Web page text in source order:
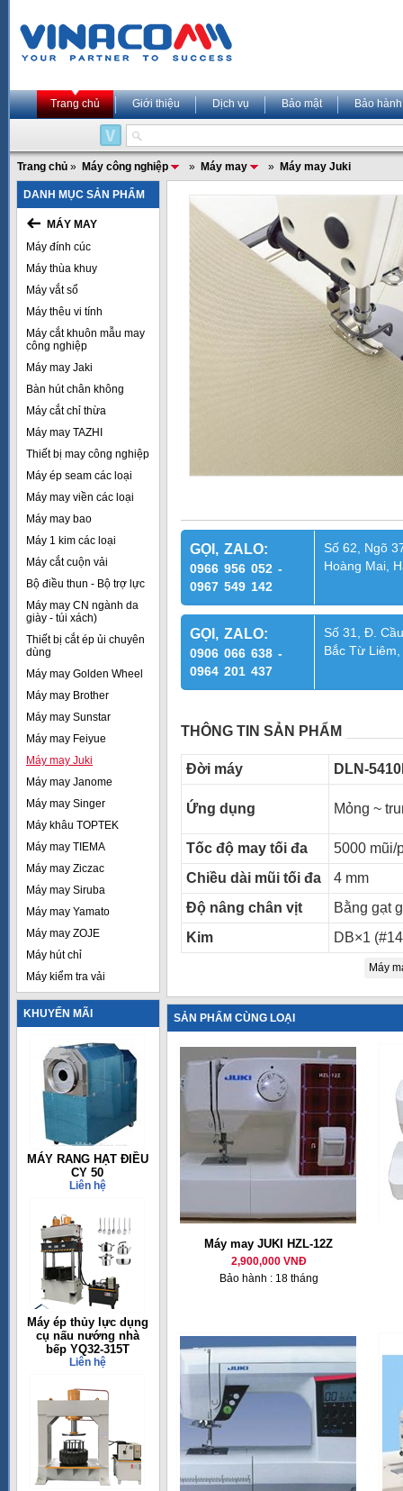
Trang chủ Giới thiệu Dịch vụ Bảo mật Bảo hành
Trang chủ » Máy công nghiệp » Máy may » Máy may Juki
DANH MỤC SẢN PHẨM
MÁY MAY
Máy đính cúc
Máy thùa khuy
Máy vắt sổ
Máy thêu vi tính
Máy cắt khuôn mẫu may
công nghiệp
Máy may Jaki
Bàn hút chân không
Máy cắt chỉ thừa
Máy may TAZHI
Thiết bị may công nghiệp
Máy ép seam các loại
Máy may viền các loại
Máy may bao
Máy 1 kim các loại
Máy cắt cuộn vải
Bộ điều thun - Bộ trợ lực
Máy may CN ngành da
giày - túi xách)
Thiết bị cắt ép ủi chuyên
dùng
Máy may Golden Wheel
Máy may Brother
Máy may Sunstar
Máy may Feiyue
Máy may Juki
Máy may Janome
Máy may Singer
Máy khâu TOPTEK
Máy may TIEMA
Máy may Ziczac
Máy may Siruba
Máy may Yamato
Máy may ZOJE
Máy hút chỉ
Máy kiểm tra vải
KHUYẾN MÃI
MÁY RANG HẠT ĐIỀU
CY 50
Liên hệ
Máy ép thủy lực dụng
cụ nấu nướng nhà
bếp YQ32-315T
Liên hệ
GỌI, ZALO:
0966 956 052 -
0967 549 142
Số 62, Ngõ
Hoàng Mai,
GỌI, ZALO:
0906 066 638 -
0964 201 437
Số 31, Đ.
Bắc Từ
THÔNG TIN SẢN PHẨM
Đời máy DLN-
Ứng dụng Mỏng ~
Tốc độ may tối đa
5000 mũi/
Chiều dài mũi tối đa
4 mm
Độ nâng chân vịt
Bằng gạt
Kim
DB×1
Máy
SẢN PHẨM CÙNG LOẠI
Máy may JUKI HZL-12Z
2,900,000 VNĐ
Bảo hành : 18 tháng